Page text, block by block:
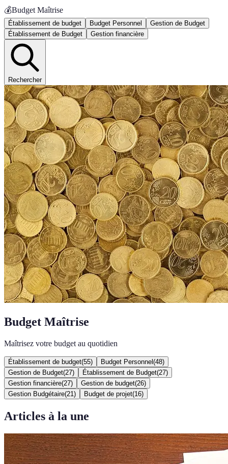
💰Budget Maîtrise
Établissement de budget Budget Personnel
Gestion de Budget
Établissement de Budget
Gestion financière
Rechercher
Budget Maîtrise
Maîtrisez votre budget au quotidien
Établissement de budget(55) Budget Personnel (48)
Gestion de Budget(27) Établissement de Budget(27)
Gestion financière(27) Gestion de budget(26)
Gestion Budgétaire(21 ) Budget de projet(16)
Articles à la une